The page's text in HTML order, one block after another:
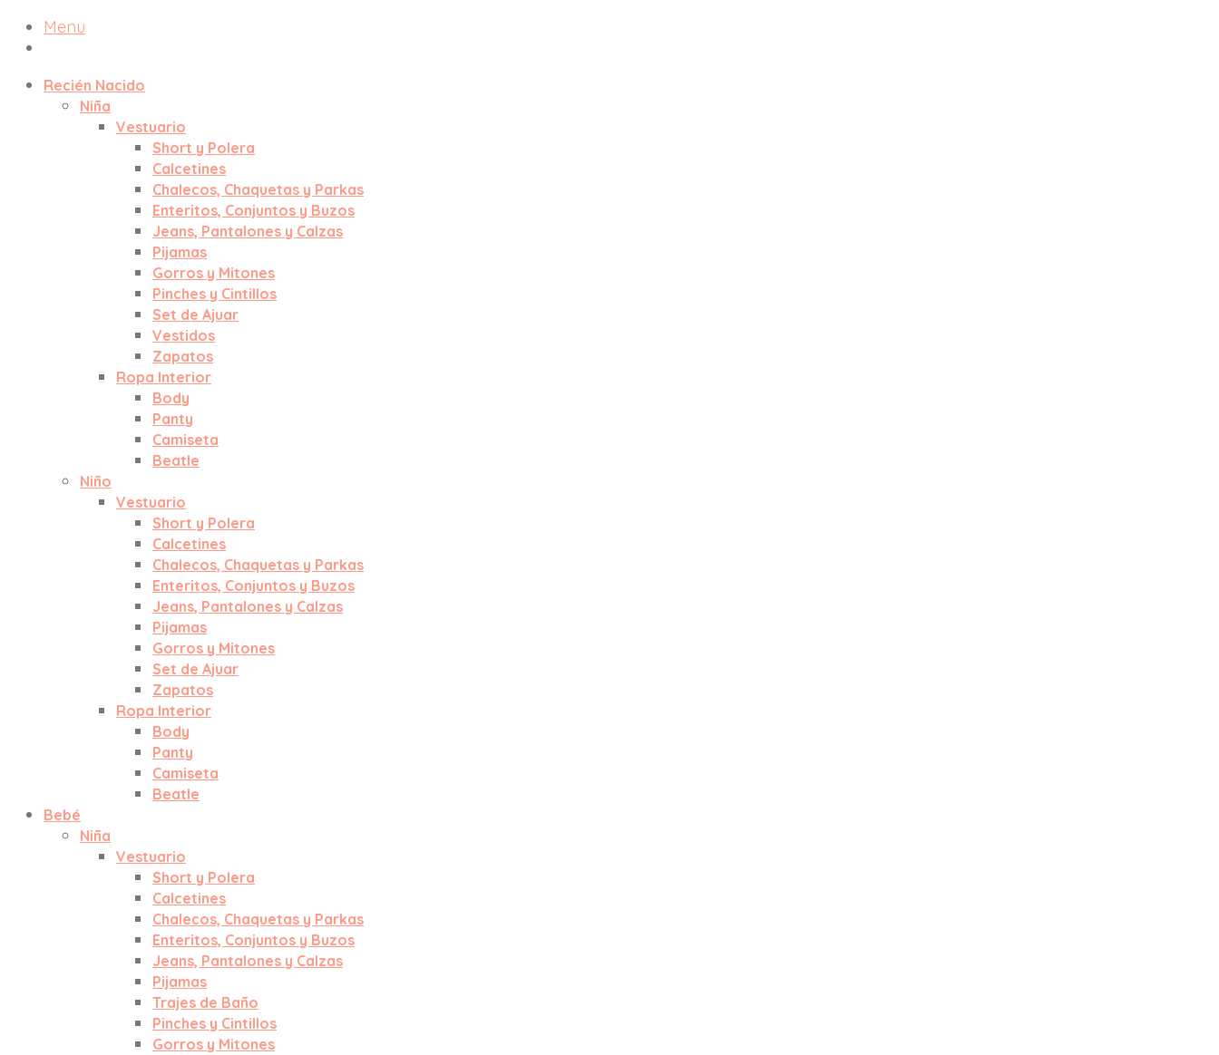
Menu
Recién Nacido
Niña
Vestuario
Short y Polera
Calcetines
Chalecos, Chaquetas y Parkas
Enteritos, Conjuntos y Buzos
Jeans, Pantalones y Calzas
Pijamas
Gorros y Mitones
Pinches y Cintillos
Set de Ajuar
Vestidos
Zapatos
Ropa Interior
Body
Panty
Camiseta
Beatle
Niño
Vestuario
Short y Polera
Calcetines
Chalecos, Chaquetas y Parkas
Enteritos, Conjuntos y Buzos
Jeans, Pantalones y Calzas
Pijamas
Gorros y Mitones
Set de Ajuar
Zapatos
Ropa Interior
Body
Panty
Camiseta
Beatle
Bebé
Niña
Vestuario
Short y Polera
Calcetines
Chalecos, Chaquetas y Parkas
Enteritos, Conjuntos y Buzos
Jeans, Pantalones y Calzas
Pijamas
Trajes de Baño
Pinches y Cintillos
Gorros y Mitones